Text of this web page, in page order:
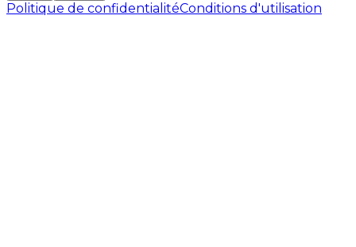
Politique de confidentialitéConditions d'utilisation